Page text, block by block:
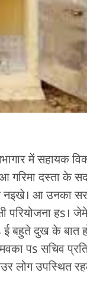
में सहायक
दस्ता के
नइखे। आ उनका
परियोजना हs।
बहुते दुख के बात
पs सचिव
लोग उपस्थित